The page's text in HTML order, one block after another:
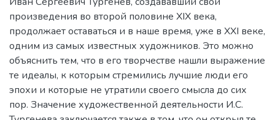
произведения во второй половине XIX века,
продолжает оставаться и в наше время, уже в XXI веке,
одним из самых известных художников. Это можно
объяснить тем, что в его творчестве нашли выражение
те идеалы, к которым стремились лучшие люди его
эпохи и которые не утратили своего смысла до сих
пор. Значение художественной деятельности И.С.